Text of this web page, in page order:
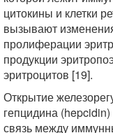
цитокины и клетки
вызывают
пролиферации
продукции
эритроцитов [19].
Открытие
гепцидина
связь между